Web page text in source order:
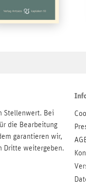
Stellenwert. Bei
die Bearbeitung
garantieren wir,
Dritte weitergeben.